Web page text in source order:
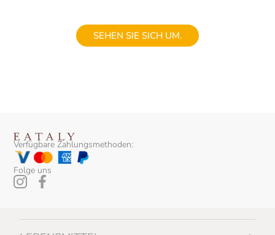
SEHEN SIE SICH UM.
Verfügbare Zahlungsmethoden:
Folge uns